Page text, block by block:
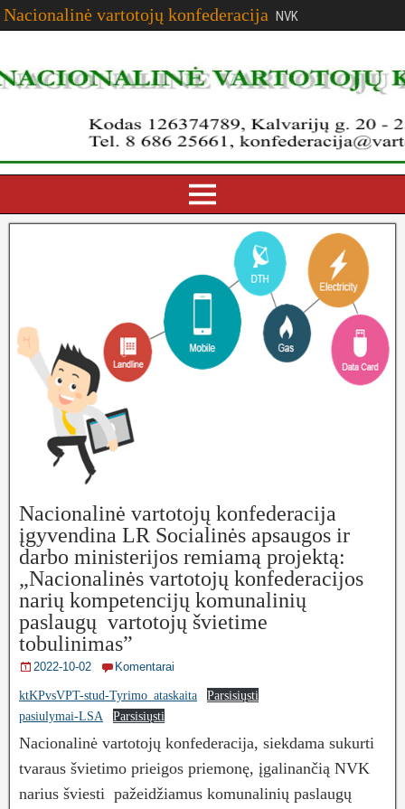
Nacionalinė vartotojų konfederacija NVK
Nacionalinė vartotojų konfederacija
įgyvendina LR Socialinės apsaugos ir
darbo ministerijos remiamą projektą:
„Nacionalinės vartotojų konfederacijos
narių kompetencijų komunalinių
paslaugų vartotojų švietime
tobulinimas”
2022-10-02 Komentarai
ktKPvsVPT-stud-Tyrimo_ataskaita
Parsisiųsti
pasiulymai-LSA
Parsisiųsti
Nacionalinė vartotojų konfederacija, siekdama sukurti
tvaraus švietimo prieigos priemonę, įgalinančią NVK
narius šviesti pažeidžiamus komunalinių paslaugų